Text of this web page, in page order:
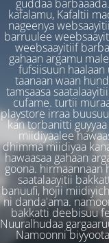
guddaa
kafalamu, Kafaltii
nageenya
barruulee
weebsaayitiif
gahaan argamu
fufsiisuun
taanaan waan
tamsaasa
cufame. turtii
playstore irraa
kan torbanitti
miidiyaalee
dhimma miidiyaa
hawaasaa gahaan
goona. hirmaannaan
saatalaayitii
banuufi, hojii
ni danda'ama.
bakkatti deebisuu
Nuuralhudaa
Namoonni